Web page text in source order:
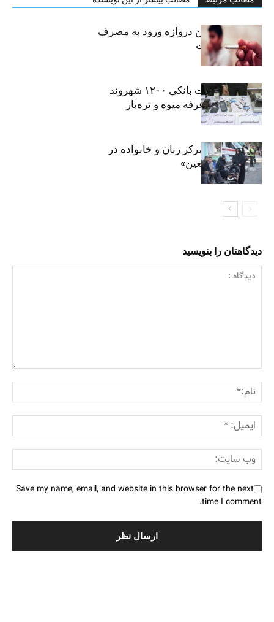
سیگار، مهمترین دروازه ورود به مصرف
موادمخدر است
افشای اطلاعات بانکی ۱۲۰۰ شهروند
تهرانی در یک غرفه میوه و تره‌بار
روایت حضور مرکز زنان و خانواده در
«جاماندگان اربعین»
دیدگاهتان را بنویسید
Save my name, email, and website in this browser for the next
time I comment.